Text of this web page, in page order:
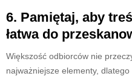
6. Pamiętaj, aby
łatwa do
Większość odbiorców nie
najważniejsze elementy,